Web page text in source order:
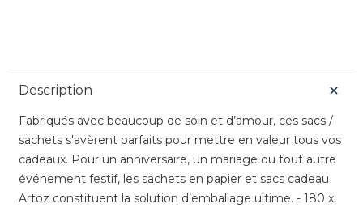
Description
Fabriqués avec beaucoup de soin et d’amour, ces sacs /
sachets s'avèrent parfaits pour mettre en valeur tous vos
cadeaux. Pour un anniversaire, un mariage ou tout autre
événement festif, les sachets en papier et sacs cadeau
Artoz constituent la solution d’emballage ultime. - 180 x